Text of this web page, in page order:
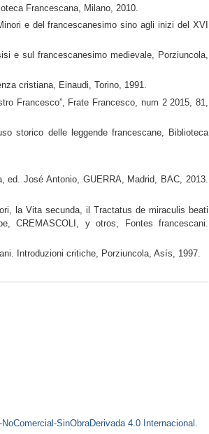
Francescana, Milano, 2010.
e del francescanesimo sino agli inizi del XVI
e sul francescanesimo medievale, Porziuncola,
cristiana, Einaudi, Torino, 1991.
Francesco”, Frate Francesco, num 2 2015, 81,
storico delle leggende francescane, Biblioteca
José Antonio, GUERRA, Madrid, BAC, 2013.
la Vita secunda, il Tractatus de miraculis beati
CREMASCOLI, y otros, Fontes francescani.
Introduzioni critiche, Porziuncola, Asís, 1997.
SinObraDerivada 4.0 Internacional .